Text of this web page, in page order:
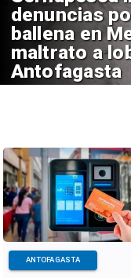
denuncias
ballena en
maltrato a
Antofagasta
ANTOFAGASTA